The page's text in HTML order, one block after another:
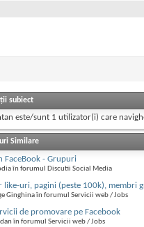
subiect
este/sunt 1 utilizator(i) care
Similare
FaceBook - Grupuri
în forumul Discutii Social Media
like-uri, pagini (peste 100k), membri
Ginghina în forumul Servicii web / Jobs
de promovare pe Facebook
în forumul Servicii web / Jobs